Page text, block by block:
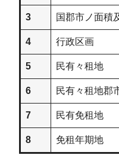
3 国郡市ノ面積
4 行政区画
5 民有々租地
6 民有々租地郡
7 民有免租地
8 免租年期地